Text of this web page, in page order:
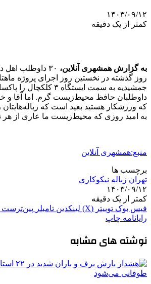
۱۴۰۳/۰۹/۱۲
کمتر از یک دقیقه
به گزارش همشهری آنلاین،
۳۰ داوطلب
روز گذشته در نخستین روز اجرای پروژه
جمشیدیه به سمت ایستگاه ۳
داوطلبان حافظ محیط‌زیست گرم. اما آقا و
که ورزشکار هستید بعید است که زباله‌هایتان
به امید روزی که محیط‌زیست ما عاری از هر
منبع:همشهری آنلاین
برچسب ها
تهران زباله نیکوکاری
۱۴۰۳/۰۹/۱۲
کمتر از یک دقیقه
فیس بوک توییتر (X) لینکدین ‫تامبلر ‫پین‌ترست
رایانامه چاپ
نوشته های مشابه